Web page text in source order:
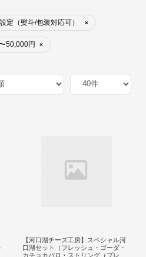
定（熨斗/包装対応可） ×
50,000円 ×
【河口湖チーズ工房】スペシャル河
口湖セット（フレッシュ・ゴーダ・
カチョカバロ・ストリング（プレー